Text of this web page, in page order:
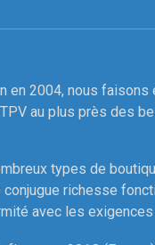
en 2004, nous faisons
au plus près des
types de
richesse
avec les